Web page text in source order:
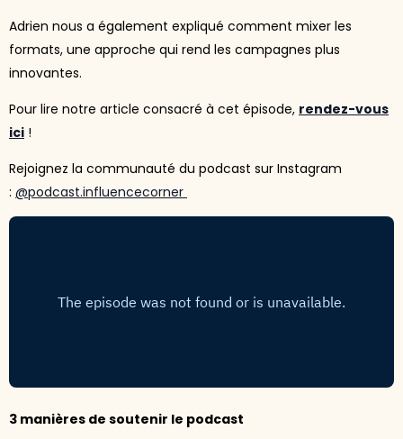
Adrien nous a également expliqué comment mixer les
formats, une approche qui rend les campagnes plus
innovantes.
Pour lire notre article consacré à cet épisode, rendez-vous
ici !
Rejoignez la communauté du podcast sur Instagram
: @podcast.influencecorner
3 manières de soutenir le podcast